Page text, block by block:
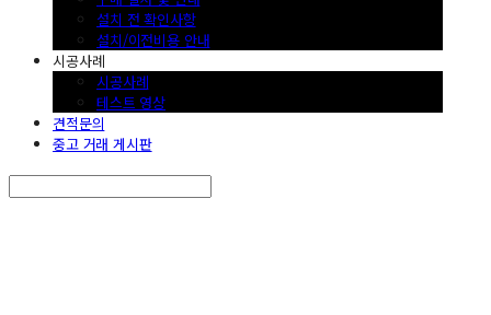
설치 전 확인사항
설치/이전비용 안내
시공사례
시공사례
테스트 영상
견적문의
중고 거래 게시판